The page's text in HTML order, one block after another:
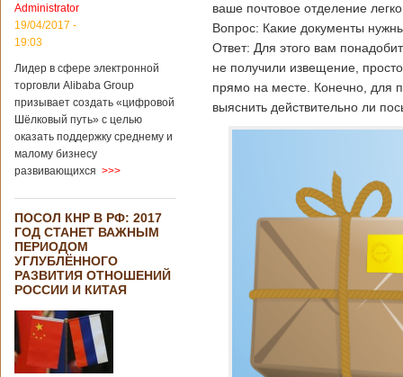
Administrator
19/04/2017 -
19:03
Лидер в сфере электронной
торговли Alibaba Group
призывает создать «цифровой
Шёлковый путь» с целью
оказать поддержку среднему и
малому бизнесу
развивающихся >>>
ПОСОЛ КНР В РФ: 2017
ГОД СТАНЕТ ВАЖНЫМ
ПЕРИОДОМ
УГЛУБЛЁННОГО
РАЗВИТИЯ ОТНОШЕНИЙ
РОССИИ И КИТАЯ
ваше почтовое отделение
Вопрос: Какие документы
Ответ: Для этого вам
не получили извещение,
прямо на месте. Конечно, для
выяснить действительно ли